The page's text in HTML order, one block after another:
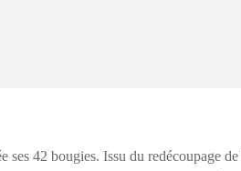
42 bougies. Issu du redécoupage